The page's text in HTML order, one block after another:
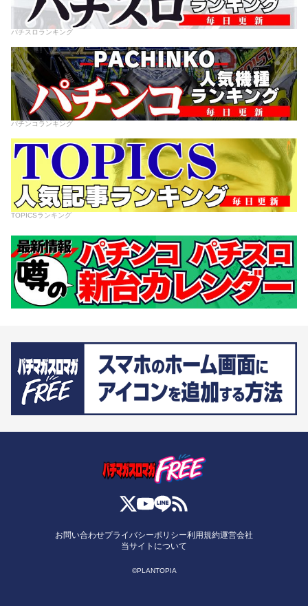
パチスロランキング
パチンコランキング
TOPICSランキング
お問い合わせプライバシーポリシー利用規約運営会社
当サイトについて
©PLANTOPIA